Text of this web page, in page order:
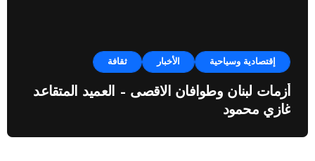
إقتصادية وسياحية الأخبار ثقافة
أزمات لبنان وطوافان الاقصى – العميد المتقاعد
غازي محمود